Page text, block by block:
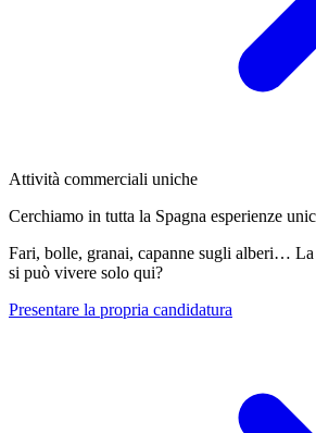
Attività commerciali uniche
Cerchiamo in tutta la Spagna esperienze
Fari, bolle, granai, capanne sugli alberi… La
si può vivere solo qui?
Presentare la propria candidatura